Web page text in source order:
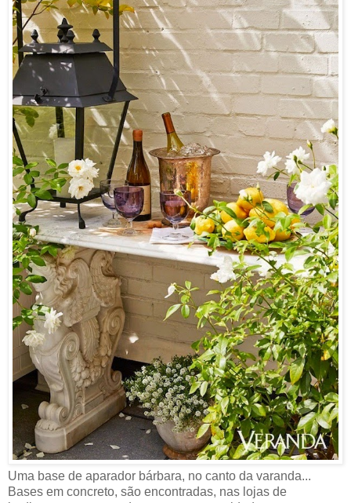
Uma base de aparador bárbara, no canto da varanda...
Bases em concreto, são encontradas, nas lojas de